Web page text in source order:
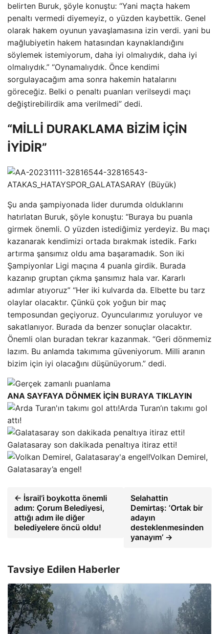
belirten Buruk, şöyle konuştu: “Yani maçta hakem
penaltı vermedi diyemeyiz, o yüzden kaybettik. Genel
olarak hakem oyunun yavaşlamasına izin verdi. yani bu
mağlubiyetin hakem hatasından kaynaklandığını
söylemek istemiyorum, daha iyi olmalıydık, daha iyi
olmalıydık.” “Oynamalıydık. Önce kendimi
sorgulayacağım ama sonra hakemin hatalarını
göreceğiz. Belki o penaltı puanları verilseydi maçı
değiştirebilirdik ama verilmedi” dedi.
“MİLLİ DURAKLAMA BİZİM İÇİN
İYİDİR”
Şu anda şampiyonada lider durumda olduklarını
hatırlatan Buruk, şöyle konuştu: “Buraya bu puanla
girmek önemli. O yüzden istediğimiz yerdeyiz. Bu maçı
kazanarak kendimizi ortada bırakmak istedik. Farkı
artırma şansımız oldu ama başaramadık. Son iki
Şampiyonlar Ligi maçına 4 puanla girdik. Burada
kazanıp gruptan çıkma şansımız hala var. Kararlı
adımlar atıyoruz” “Her iki kulvarda da. Elbette bu tarz
olaylar olacaktır. Çünkü çok yoğun bir maç
temposundan geçiyoruz. Oyuncularımız yoruluyor ve
sakatlanıyor. Burada da benzer sonuçlar olacaktır.
Önemli olan buradan tekrar kazanmak. “Geri dönmemiz
lazım. Bu anlamda takımıma güveniyorum. Milli aranın
bizim için iyi olacağını düşünüyorum.” dedi.
ANA SAYFAYA DÖNMEK İÇİN BURAYA TIKLAYIN
Arda Turan’ın takımı gol
attı!
Galatasaray son dakikada penaltıya itiraz etti!
Volkan Demirel,
Galatasaray’a engel!
← İsrail’i boykotta önemli
adım: Çorum Belediyesi,
attığı adım ile diğer
belediyelere öncü oldu!
Selahattin
Demirtaş: ‘Ortak bir
adayın
desteklenmesinden
yanayım’ →
Tavsiye Edilen Haberler